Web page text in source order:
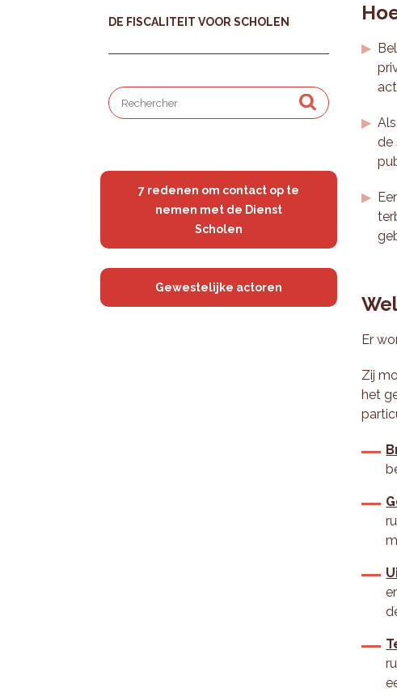
DE FISCALITEIT VOOR SCHOLEN
7 redenen om contact op te
nemen met de Dienst
Scholen
Gewestelijke actoren
de
Er
Zij
het